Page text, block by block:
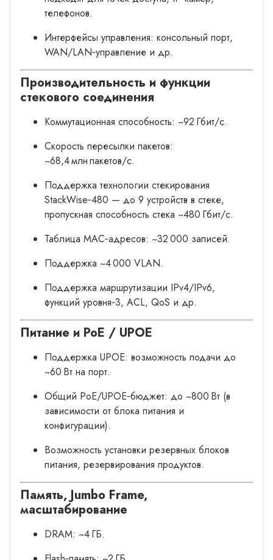
телефонов.
Интерфейсы управления: консольный порт,
WAN/LAN‑управление и др.
Производительность и функции
стекового соединения
Коммутационная способность: ~92 Гбит/с.
Скорость пересылки пакетов:
~68,4 млн пакетов/с.
Поддержка технологии стекирования
StackWise‑480 — до 9 устройств в стеке,
пропускная способность стека ~480 Гбит/с.
Таблица MAC‑адресов: ~32 000 записей.
Поддержка ~4 000 VLAN.
Поддержка маршрутизации IPv4/IPv6,
функций уровня‑3, ACL, QoS и др.
Питание и PoE / UPOE
Поддержка UPOE: возможность подачи до
~60 Вт на порт.
Общий PoE/UPOE‑бюджет: до ~800 Вт (в
зависимости от блока питания и
конфигурации).
Возможность установки резервных блоков
питания, резервирования продуктов.
Память, Jumbo Frame,
масштабирование
DRAM: ~4 ГБ.